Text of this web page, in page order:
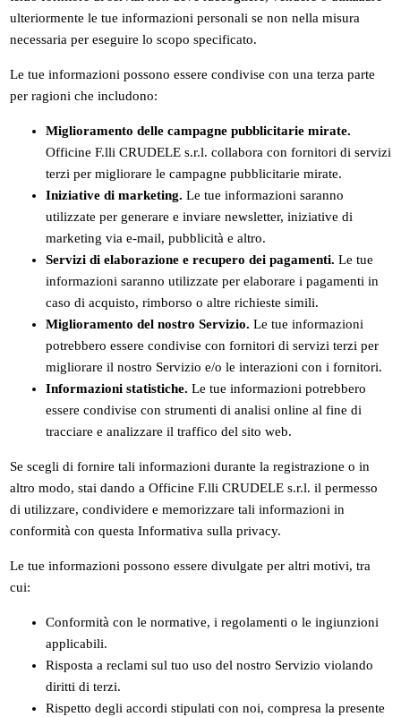
ulteriormente le tue informazioni personali se non nella misura
necessaria per eseguire lo scopo specificato.
Le tue informazioni possono essere condivise con una terza parte
per ragioni che includono:
Miglioramento delle campagne pubblicitarie mirate.
Officine F.lli CRUDELE s.r.l. collabora con fornitori di servizi
terzi per migliorare le campagne pubblicitarie mirate.
Iniziative di marketing. Le tue informazioni saranno
utilizzate per generare e inviare newsletter, iniziative di
marketing via e-mail, pubblicità e altro.
Servizi di elaborazione e recupero dei pagamenti. Le tue
informazioni saranno utilizzate per elaborare i pagamenti in
caso di acquisto, rimborso o altre richieste simili.
Miglioramento del nostro Servizio. Le tue informazioni
potrebbero essere condivise con fornitori di servizi terzi per
migliorare il nostro Servizio e/o le interazioni con i fornitori.
Informazioni statistiche. Le tue informazioni potrebbero
essere condivise con strumenti di analisi online al fine di
tracciare e analizzare il traffico del sito web.
Se scegli di fornire tali informazioni durante la registrazione o in
altro modo, stai dando a Officine F.lli CRUDELE s.r.l. il permesso
di utilizzare, condividere e memorizzare tali informazioni in
conformità con questa Informativa sulla privacy.
Le tue informazioni possono essere divulgate per altri motivi, tra
cui:
Conformità con le normative, i regolamenti o le ingiunzioni
applicabili.
Risposta a reclami sul tuo uso del nostro Servizio violando
diritti di terzi.
Rispetto degli accordi stipulati con noi, compresa la presente